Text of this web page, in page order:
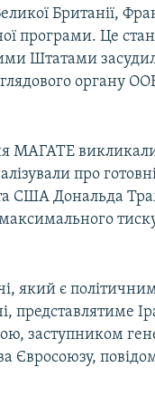
Британії,
програми. Це
Штатами
органу
МАГАТЕ викликали
про
США Дональда
який є
представлятиме
заступником
Євросоюзу,